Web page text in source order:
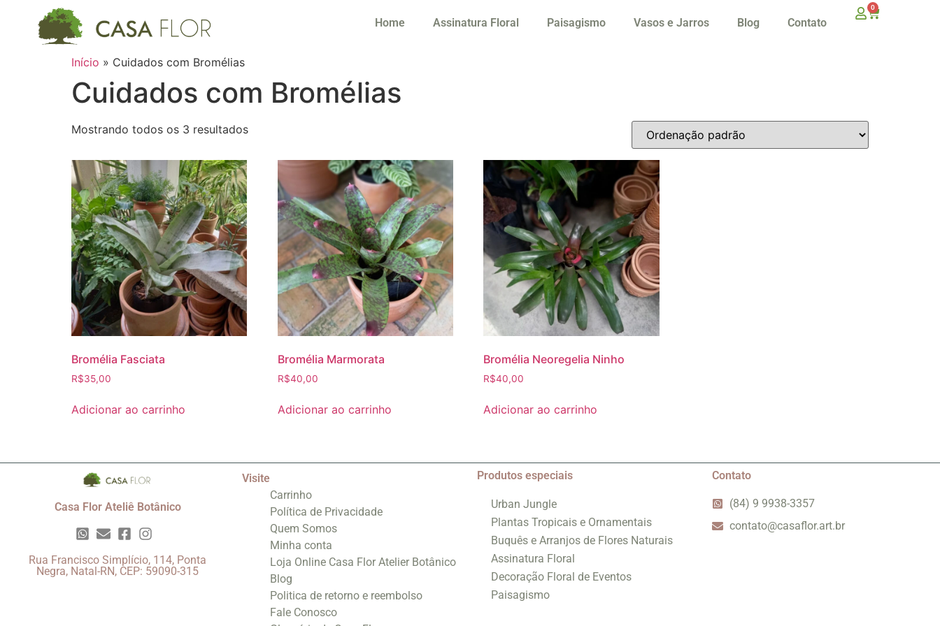
Home Assinatura Floral Paisagismo Vasos e Jarros Blog Contato
0
Início » Cuidados com Bromélias
Cuidados com Bromélias
Mostrando todos os 3 resultados
Bromélia Fasciata
R$35,00
Adicionar ao carrinho
Bromélia Marmorata
R$40,00
Adicionar ao carrinho
Bromélia Neoregelia Ninho
R$40,00
Adicionar ao carrinho
Casa Flor Ateliê Botânico
Rua Francisco Simplício, 114, Ponta
Negra, Natal-RN, CEP: 59090-315
Visite
Carrinho
Política de Privacidade
Quem Somos
Minha conta
Loja Online Casa Flor Atelier Botânico
Blog
Politica de retorno e reembolso
Fale Conosco
Produtos especiais
Urban Jungle
Plantas Tropicais e Ornamentais
Buquês e Arranjos de Flores Naturais
Assinatura Floral
Decoração Floral de Eventos
Paisagismo
Contato
(84) 9 9938-3357
contato@casaflor.art.br